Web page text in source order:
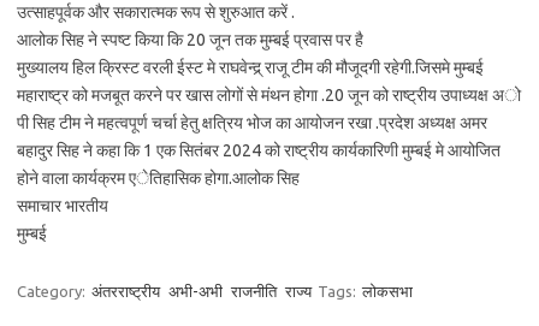
उत्साहपूर्वक और सकारात्मक रूप से शुरुआत करें .
आलोक सिह ने स्पष्ट किया कि 20 जून तक मुम्बई प्रवास पर है
मुख्यालय हिल क्रिस्ट वरली ईस्ट मे राघवेन्द्र् राजू टीम की मौजूदगी रहेगी.जिसमे मुम्बई
महाराष्ट्र को मजबूत करने पर खास लोगों से मंथन होगा .20 जून को राष्ट्रीय उपाध्यक्ष अो
पी सिह टीम ने महत्वपूर्ण चर्चा हेतु क्षत्रिय भोज का आयोजन रखा .प्रदेश अध्यक्ष अमर
बहादुर सिह ने कहा कि 1 एक सितंबर 2024 को राष्ट्रीय कार्यकारिणी मुम्बई मे आयोजित
होने वाला कार्यक्रम एेतिहासिक होगा.आलोक सिह
समाचार भारतीय
मुम्बई
Category: अंतरराष्ट्रीय अभी-अभी राजनीति राज्य Tags: लोकसभा